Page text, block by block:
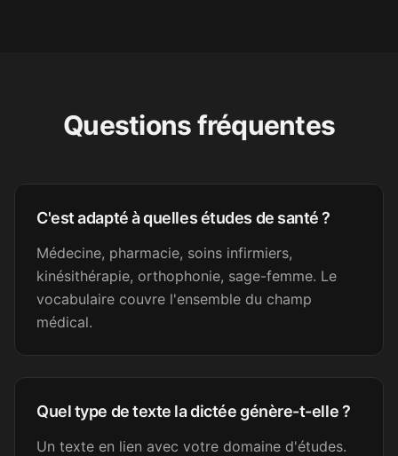
now and will practice my
AD Amara D.
Super bien fait. Merci !
Secrétaire médicale
Excellent. Merci et félicitations.
Questions fréquentes
C'est adapté à quelles études de santé ?
Médecine, pharmacie, soins infirmiers,
kinésithérapie, orthophonie, sage-femme. Le
vocabulaire couvre l'ensemble du champ
médical.
Quel type de texte la dictée génère-t-elle ?
Un texte en lien avec votre domaine d'études.